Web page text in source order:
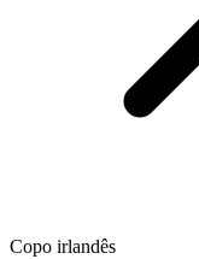
Copo irlandês